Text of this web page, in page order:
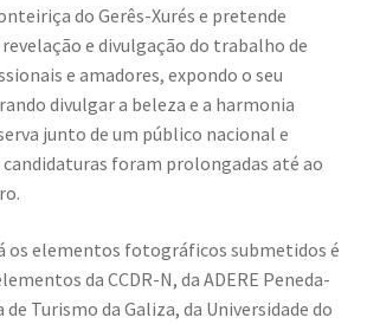
do Gerês-Xurés e pretende
e divulgação do trabalho de
e amadores, expondo o seu
divulgar a beleza e a harmonia
junto de um público nacional e
foram prolongadas até ao
os elementos fotográficos submetidos é
da CCDR-N, da ADERE Peneda-
de Turismo da Galiza, da Universidade do